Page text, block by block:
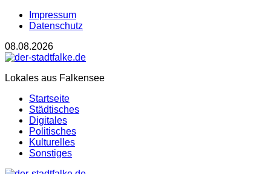
Impressum
Datenschutz
08.08.2026
Lokales aus Falkensee
Startseite
Städtisches
Digitales
Politisches
Kulturelles
Sonstiges